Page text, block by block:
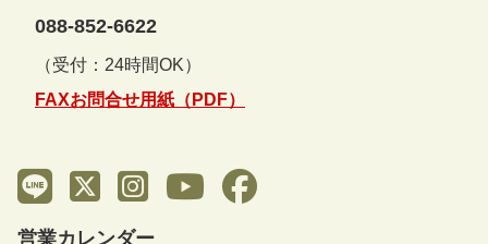
088-852-6622
（受付：24時間OK）
FAXお問合せ用紙（PDF）
営業カレンダー